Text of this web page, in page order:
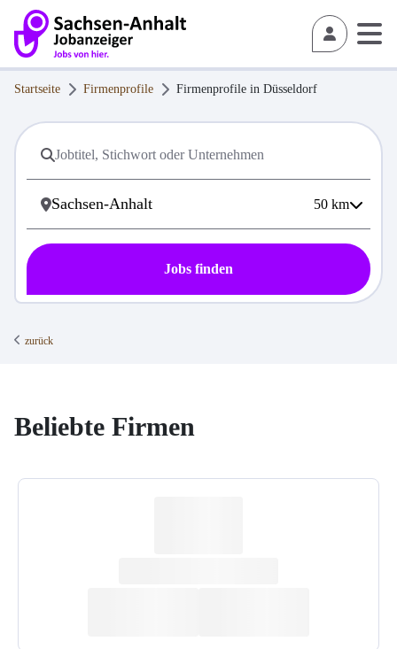
Startseite Firmenprofile Firmenprofile in Düsseldorf
50 km
Jobs finden
zurück
Beliebte Firmen